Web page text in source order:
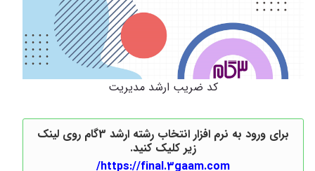
کد ضریب ارشد مدیریت
برای ورود به نرم افزار انتخاب رشته ارشد 3گام روی لینک
زیر کلیک کنید.
https://final.3gaam.com/